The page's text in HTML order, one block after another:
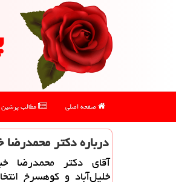
صفحه اصلی مطالب
درباره دكتر
آقای دكتر محمدرضا
خلیل‌آباد و كوهسرخ